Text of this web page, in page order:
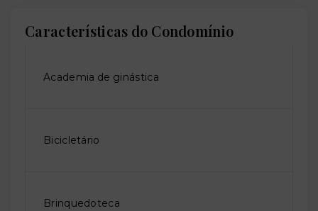
Características do Condomínio
Academia de ginástica
Bicicletário
Brinquedoteca